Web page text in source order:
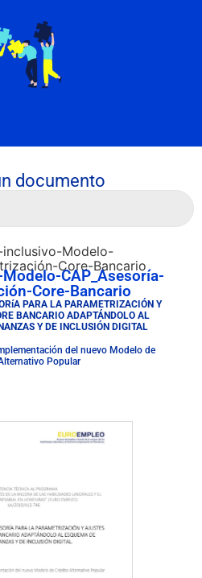
documento
Modelo-
Core-Bancario
CAP_Asesoría-
Core-Bancario
PARA LA PARAMETRIZACIÓN Y
BANCARIO ADAPTÁNDOLO AL
Y DE INCLUSIÓN DIGITAL
del nuevo Modelo de
Popular
Documento